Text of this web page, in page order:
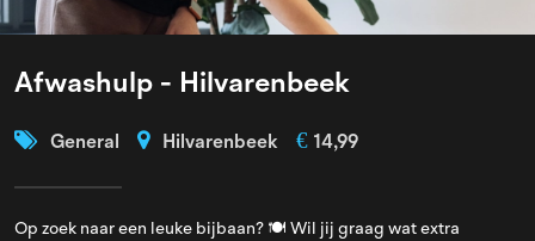
Afwashulp - Hilvarenbeek
General Hilvarenbeek € 14,99
Op zoek naar een leuke bijbaan? 🍽️ Wil jij graag wat extra